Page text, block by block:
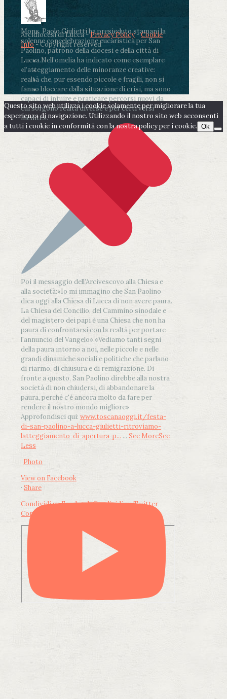
Mons. Paolo Giulietti ha presieduto stamani la
solenne concelebrazione eucaristica per San
Paolino, patrono della diocesi e della città di
Lucca.Nell’omelia ha indicato come esemplare
«l’atteggiamento delle minoranze creative:
realtà che, pur essendo piccole e fragili, non si
fanno bloccare dalla situazione di crisi, ma sono
capaci di intuire e praticare percorsi nuovi da
cui sorgono realtà diverse e per certi versi
inedite».
Poi il messaggio dell’Arcivescovo alla Chiesa e
alla società:«Io mi immagino che San Paolino
dica oggi alla Chiesa di Lucca di non avere paura.
La Chiesa del Concilio, del Cammino sinodale e
del magistero dei papi è una Chiesa che non ha
paura di confrontarsi con la realtà per portare
l'annuncio del Vangelo».«Vediamo tanti segni
della paura intorno a noi, nelle piccole e nelle
grandi dinamiche sociali e politiche che parlano
di riarmo, di chiusura e di remigrazione. Di
fronte a questo, San Paolino direbbe alla nostra
società di non chiudersi, di abbandonare la
paura, perché c'è ancora molto da fare per
rendere il nostro mondo migliore»
Approfondisci qui: www.toscanaoggi.it/festa-
di-san-paolino-a-lucca-giulietti-ritroviamo-
latteggiamento-di-apertura-p... ... See MoreSee
Less
Photo
View on Facebook
· Share
Condividi su FacebookCondividi su Twitter
Condividi su LinkedIn
Arcidiocesi di Lucca -Privacy Policy-Cookie
Info- Copyright reserved
Questo sito web utilizza i cookie solamente per migliorare la tua
esperienza di navigazione. Utilizzando il nostro sito web acconsenti
a tutti i cookie in conformità con la nostra policy per i cookie. Ok